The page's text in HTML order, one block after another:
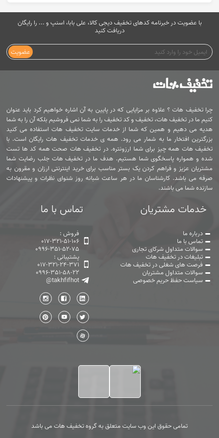
با عضویت در خبرنامه کدهای تخفیف دیجی کالا، علی بابا، اسنپ و ... را رایگان
دریافت کنید
عضویت
چرا تخفیف هات ؟ علاوه بر مزایایی که در پایین به آن اشاره خواهیم کرد باید عنوان
کنیم ما در تخفیف هات، تخفیف و کد تخفیف را به شما نمی فروشیم بلکه آن را به شما
هدیه می دهیم و همین که شما از خدمات سایت تخفیف هات استفاده می کنید
بزرگترین افتخار ما به شمار می رود. همه ی خدمات تخفیف هات رایگان است. با
تخفیف هات همه چیز برای شما ارزونتره. در تخفیف هات صحت همه کد ها تست
شده و همواره پاسخگوی شما هستیم. هدف ما در تخفیف هات جلب رضایت شما
مشتریان عزیز و فراهم کردن یک بستر مناسب برای خرید اینترنتی ارزان و مقرون به
صرفه می باشد. کارشناسان ما در هر ساعت شبانه روز شنوای نظرات و پیشنهادات
سازنده شما می باشند.
خدمات مشتریان
درباره ما
تماس با ما
سوالات متداول شرکای تجاری
تبلیغات در تخفیف هات
فرصت های شغلی در تخفیف هات
سوالات متداول مشتریان
سیاست حفظ حریم خصوصی
تماس با ما
فروش :
017-321-51-106
0996-351-52-75
پشتیبانی :
017-321-24-371
0996-351-58-22
@takhfifhot
تمامی حقوق این وب سایت متعلق به گروه تخفیف هات می باشد